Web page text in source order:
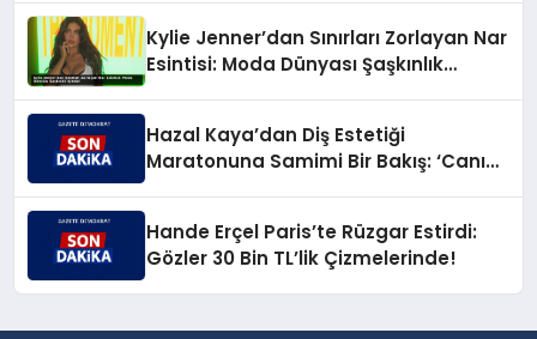
Kylie Jenner’dan Sınırları Zorlayan Nar
Esintisi: Moda Dünyası Şaşkınlık
Hazal Kaya’dan Diş Estetiği
Maratonuna Samimi Bir Bakış: ‘Canım
Hande Erçel Paris’te Rüzgar Estirdi:
Gözler 30 Bin TL’lik Çizmelerinde!